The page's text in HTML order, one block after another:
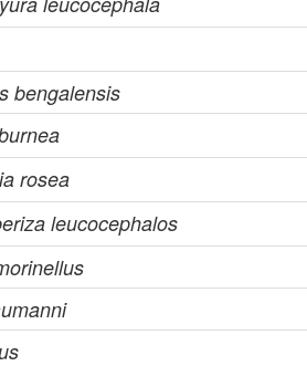
bengalensis
rosea
leucocephalos